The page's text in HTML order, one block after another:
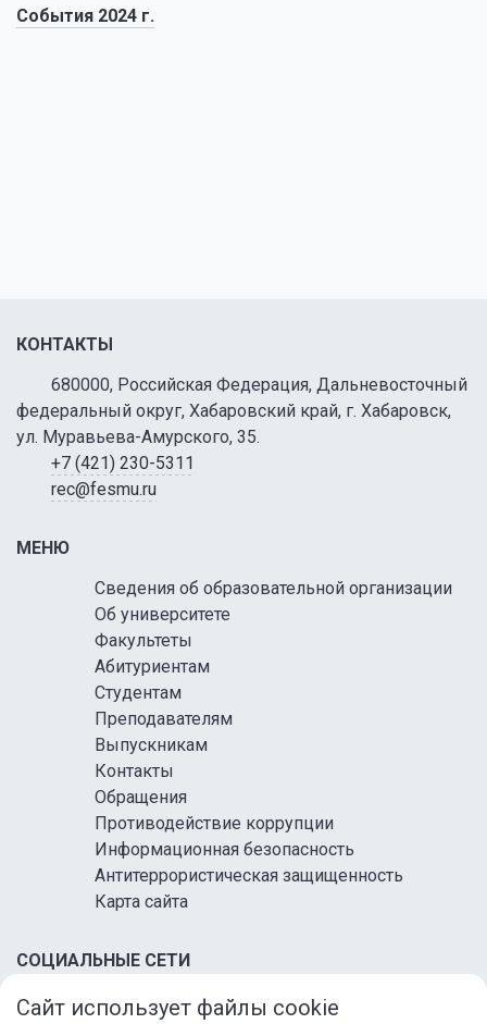
События 2024 г.
КОНТАКТЫ
680000, Российская Федерация, Дальневосточный
федеральный округ, Хабаровский край, г. Хабаровск,
ул. Муравьева-Амурского, 35.
+7 (421) 230-5311
rec@fesmu.ru
МЕНЮ
Сведения об образовательной организации
Об университете
Факультеты
Абитуриентам
Студентам
Преподавателям
Выпускникам
Контакты
Обращения
Противодействие коррупции
Информационная безопасность
Антитеррористическая защищенность
Карта сайта
СОЦИАЛЬНЫЕ СЕТИ
Сайт использует файлы cookie